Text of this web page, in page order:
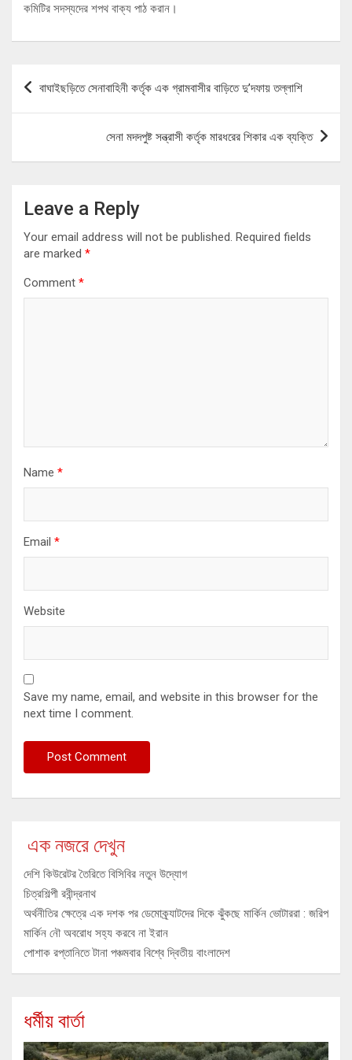
কমিটির সদস্যদের শপথ বাক্য পাঠ করান।
Post
navigation
বাঘাইছড়িতে সেনাবাহিনী কর্তৃক এক গ্রামবাসীর বাড়িতে দু’দফায় তল্লাশি
সেনা মদদপুষ্ট সন্ত্রাসী কর্তৃক মারধরের শিকার এক ব্যক্তি
Leave a Reply
Your email address will not be published. Required fields
are marked *
Comment *
Name *
Email *
Website
Save my name, email, and website in this browser for the
next time I comment.
এক নজরে দেখুন
দেশি কিউরেটর তৈরিতে বিসিবির নতুন উদ্যোগ
চিত্রশিল্পী রবীন্দ্রনাথ
অর্থনীতির ক্ষেত্রে এক দশক পর ডেমোক্র্যাটদের দিকে ঝুঁকছে মার্কিন ভোটাররা : জরিপ
মার্কিন নৌ অবরোধ সহ্য করবে না ইরান
পোশাক রপ্তানিতে টানা পঞ্চমবার বিশ্বে দ্বিতীয় বাংলাদেশ
ধর্মীয় বার্তা